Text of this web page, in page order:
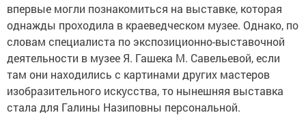
впервые могли познакомиться на выставке, которая
однажды проходила в краеведческом музее. Однако, по
словам специалиста по экспозиционно-выставочной
деятельности в музее Я. Гашека М. Савельевой, если
там они находились с картинами других мастеров
изобразительного искусства, то нынешняя выставка
стала для Галины Назиповны персональной.